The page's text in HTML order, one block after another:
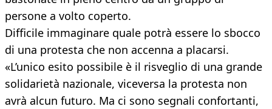
persone a volto coperto.
Difficile immaginare quale potrà essere lo sbocco
di una protesta che non accenna a placarsi.
«L’unico esito possibile è il risveglio di una grande
solidarietà nazionale, viceversa la protesta non
avrà alcun futuro. Ma ci sono segnali confortanti,